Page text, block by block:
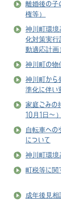
離婚後の子
権等）
神川町環境
化対策実行
動適応計画
神川町の物
神川町から
準化に伴い
家庭ごみの
10月1日〜）
自転車への
について
神川町環境
町税等に関
成年後見相